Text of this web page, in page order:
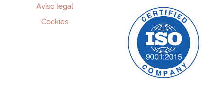
Aviso legal
Cookies